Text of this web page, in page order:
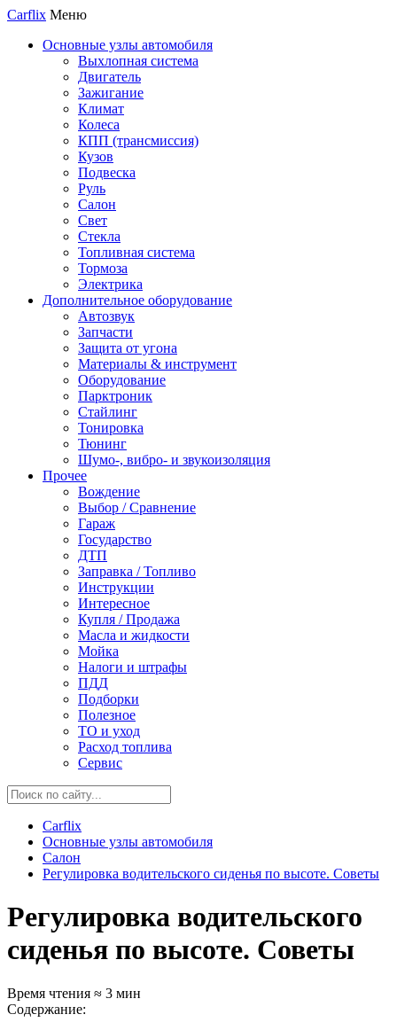
Carflix Меню
Основные узлы автомобиля
Выхлопная система
Двигатель
Зажигание
Климат
Колеса
КПП (трансмиссия)
Кузов
Подвеска
Руль
Салон
Свет
Стекла
Топливная система
Тормоза
Электрика
Дополнительное оборудование
Автозвук
Запчасти
Защита от угона
Материалы & инструмент
Оборудование
Парктроник
Стайлинг
Тонировка
Тюнинг
Шумо-, вибро- и звукоизоляция
Прочее
Вождение
Выбор / Сравнение
Гараж
Государство
ДТП
Заправка / Топливо
Инструкции
Интересное
Купля / Продажа
Масла и жидкости
Мойка
Налоги и штрафы
ПДД
Подборки
Полезное
ТО и уход
Расход топлива
Сервис
Carflix
Основные узлы автомобиля
Салон
Регулировка водительского сиденья по высоте. Советы
Регулировка водительского
сиденья по высоте. Советы
Время чтения ≈ 3 мин
Содержание: